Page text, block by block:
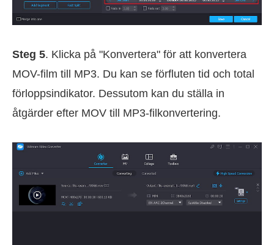
Steg 5. Klicka på "Konvertera" för att konvertera
MOV-film till MP3. Du kan se förfluten tid och total
förloppsindikator. Dessutom kan du ställa in
åtgärder efter MOV till MP3-filkonvertering.